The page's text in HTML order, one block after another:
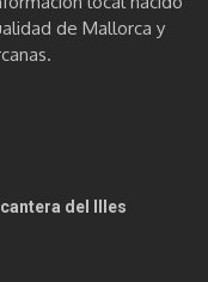
de Mallorca y
del Illes